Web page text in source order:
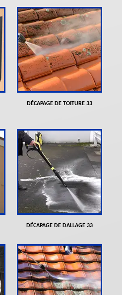
DÉCAPAGE DE TOITURE 33
DÉCAPAGE DE DALLAGE 33